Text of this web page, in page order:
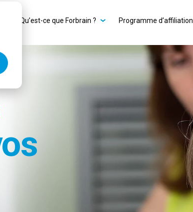
Qu’est-ce que Forbrain ? Programme d’affiliation